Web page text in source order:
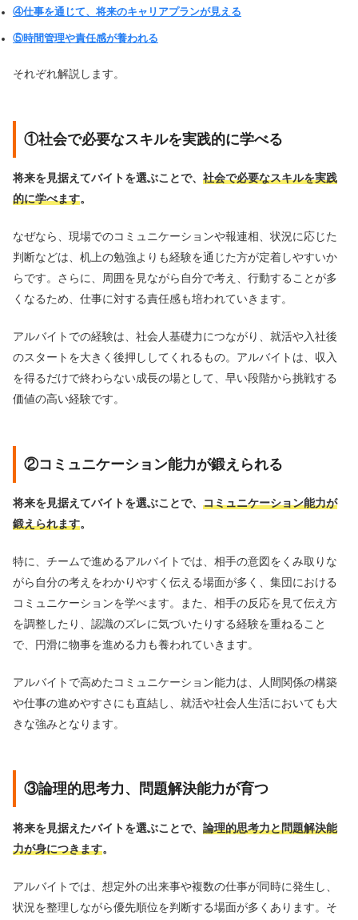
④仕事を通じて、将来のキャリアプランが見える
⑤時間管理や責任感が養われる
それぞれ解説します。
①社会で必要なスキルを実践的に学べる
将来を見据えてバイトを選ぶことで、 社会で必要なスキルを実践
的に学べます。
なぜなら、現場でのコミュニケーションや報連相、状況に応じた
判断などは、机上の勉強よりも経験を通じた方が定着しやすいか
らです。さらに、周囲を見ながら自分で考え、行動することが多
くなるため、仕事に対する責任感も培われていきます。
アルバイトでの経験は、社会人基礎力につながり、就活や入社後
のスタートを大きく後押ししてくれるもの。アルバイトは、収入
を得るだけで終わらない成長の場として、早い段階から挑戦する
価値の高い経験です。
②コミュニケーション能力が鍛えられる
将来を見据えてバイトを選ぶことで、 コミュニケーション能力が
鍛えられます。
特に、チームで進めるアルバイトでは、相手の意図をくみ取りな
がら自分の考えをわかりやすく伝える場面が多く、集団における
コミュニケーションを学べます。また、相手の反応を見て伝え方
を調整したり、認識のズレに気づいたりする経験を重ねること
で、円滑に物事を進める力も養われていきます。
アルバイトで高めたコミュニケーション能力は、人間関係の構築
や仕事の進めやすさにも直結し、就活や社会人生活においても大
きな強みとなります。
③論理的思考力、問題解決能力が育つ
将来を見据えたバイトを選ぶことで、 論理的思考力と問題解決能
力が身につきます。
アルバイトでは、想定外の出来事や複数の仕事が同時に発生し、
状況を整理しながら優先順位を判断する場面が多くあります。そ